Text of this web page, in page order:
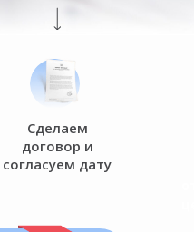
Сделаем
договор и
согласуем дату